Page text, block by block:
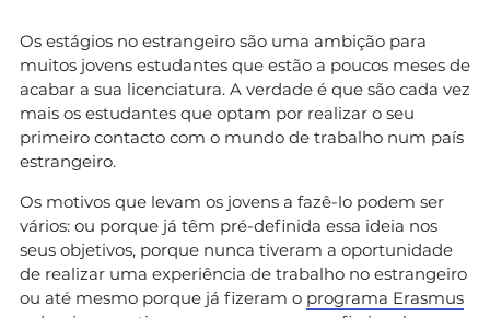
Os estágios no estrangeiro são uma ambição para
muitos jovens estudantes que estão a poucos meses de
acabar a sua licenciatura. A verdade é que são cada vez
mais os estudantes que optam por realizar o seu
primeiro contacto com o mundo de trabalho num país
estrangeiro.
Os motivos que levam os jovens a fazê-lo podem ser
vários: ou porque já têm pré-definida essa ideia nos
seus objetivos, porque nunca tiveram a oportunidade
de realizar uma experiência de trabalho no estrangeiro
ou até mesmo porque já fizeram o programa Erasmus